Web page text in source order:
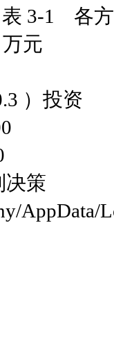
3-1 各
）投资
决策
AppData/